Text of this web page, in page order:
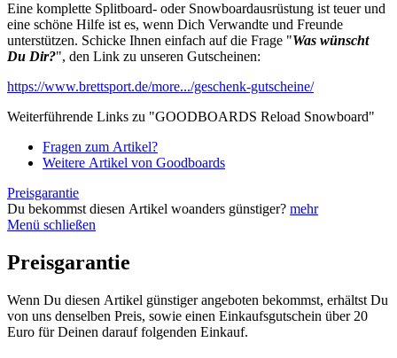
Eine komplette Splitboard- oder Snowboardausrüstung ist teuer und
eine schöne Hilfe ist es, wenn Dich Verwandte und Freunde
unterstützen. Schicke Ihnen einfach auf die Frage "Was wünscht
Du Dir?", den Link zu unseren Gutscheinen:
https://www.brettsport.de/more.../geschenk-gutscheine/
Weiterführende Links zu "GOODBOARDS Reload Snowboard"
Fragen zum Artikel?
Weitere Artikel von Goodboards
Preisgarantie
Du bekommst diesen Artikel woanders günstiger? mehr
Menü schließen
Preisgarantie
Wenn Du diesen Artikel günstiger angeboten bekommst, erhältst Du
von uns denselben Preis, sowie einen Einkaufsgutschein über 20
Euro für Deinen darauf folgenden Einkauf.